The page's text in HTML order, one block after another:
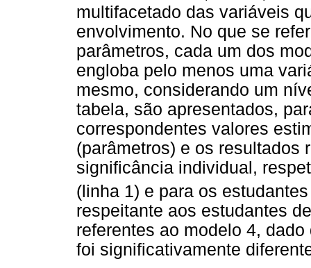
multifacetado das variáveis
envolvimento. No que se
parâmetros, cada um dos
engloba pelo menos uma
mesmo, considerando um
tabela, são apresentados,
correspondentes valores
(parâmetros) e os resultados
significância individual,
(linha 1) e para os
respeitante aos estudantes
referentes ao modelo 4,
foi significativamente